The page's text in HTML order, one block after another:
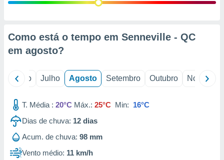
estudos
1199
Como está o tempo em Senneville - QC
em agosto?
Junho Julho Agosto Setembro Outubro Novembro
T. Média : 20°C Máx.: 25°C Min: 16°C
Dias de chuva: 12 dias
Acum. de chuva: 98 mm
Vento médio: 11 km/h